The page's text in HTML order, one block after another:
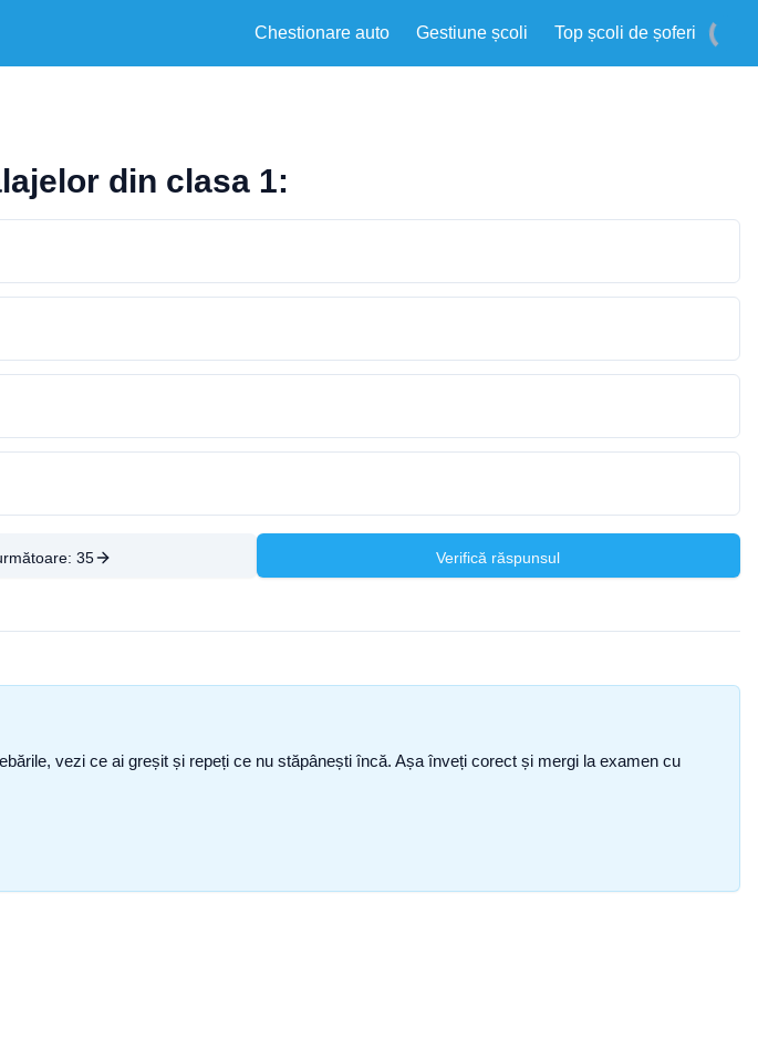
Chestionare auto Gestiune școli Top școli de șoferi
din clasa 1:
35 Verifică răspunsul
vezi ce ai greșit și repeți ce nu stăpânești încă. Așa înveți corect și mergi la examen cu